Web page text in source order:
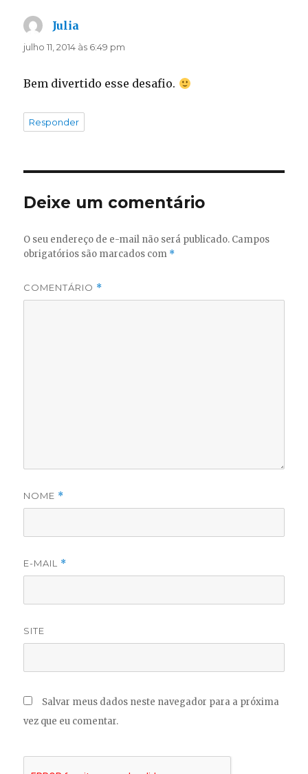
Julia
julho 11, 2014 às 6:49 pm
Bem divertido esse desafio.
Responder
Deixe um comentário
O seu endereço de e-mail não será publicado. Campos
obrigatórios são marcados com *
COMENTÁRIO *
NOME *
E-MAIL *
SITE
Salvar meus dados neste navegador para a próxima
vez que eu comentar.